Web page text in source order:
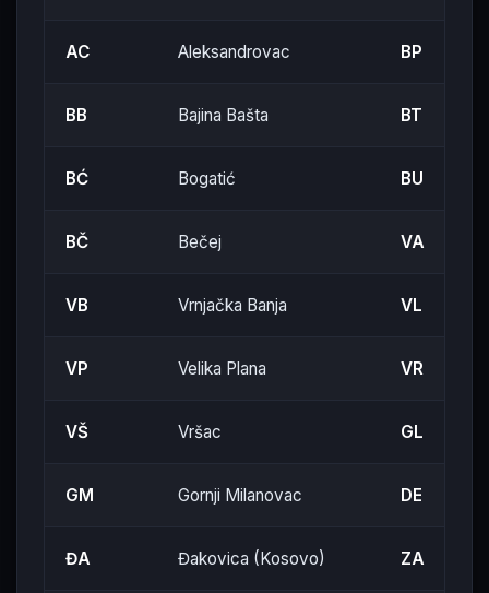
AC Aleksandrovac BP
BB Bajina Bašta BT
BĆ Bogatić BU
BČ Bečej VA
VB Vrnjačka Banja VL
VP Velika Plana VR
VŠ Vršac GL
GM Gornji Milanovac DE
ĐA Đakovica (Kosovo) ZA